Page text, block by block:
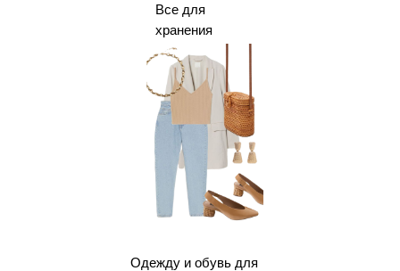
Все для
хранения
Одежду и обувь для